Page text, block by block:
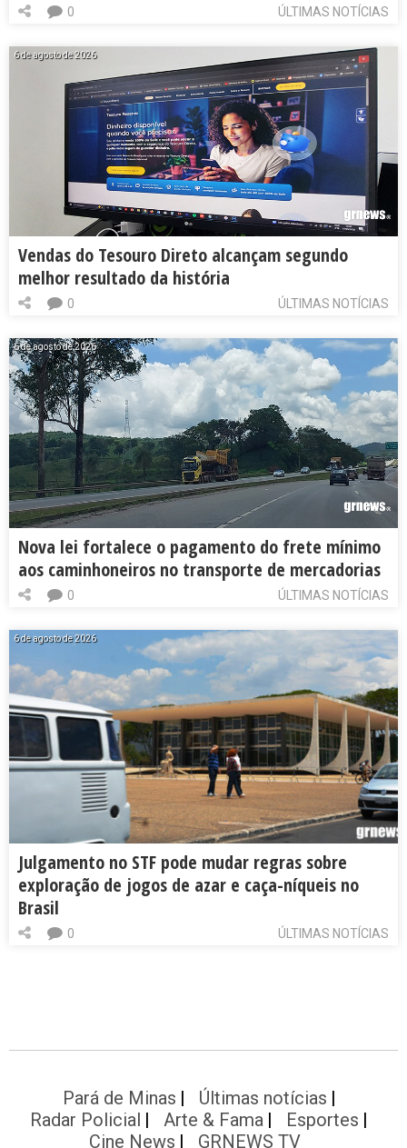
ÚLTIMAS NOTÍCIAS
0
6 de agosto de 2026
Vendas do Tesouro Direto alcançam segundo
melhor resultado da história
ÚLTIMAS NOTÍCIAS
0
6 de agosto de 2026
Nova lei fortalece o pagamento do frete mínimo
aos caminhoneiros no transporte de mercadorias
ÚLTIMAS NOTÍCIAS
0
6 de agosto de 2026
Julgamento no STF pode mudar regras sobre
exploração de jogos de azar e caça-níqueis no
Brasil
ÚLTIMAS NOTÍCIAS
0
Pará de Minas
Últimas notícias
Radar Policial
Arte & Fama
Esportes
Cine News
GRNEWS TV